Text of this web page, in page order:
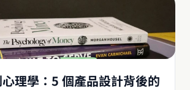
理學：5 個產品設計背後的